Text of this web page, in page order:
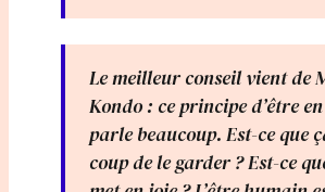
Le meilleur conseil vient de
Kondo : ce principe d’être
parle beaucoup. Est-ce que
coup de le garder ? Est-ce